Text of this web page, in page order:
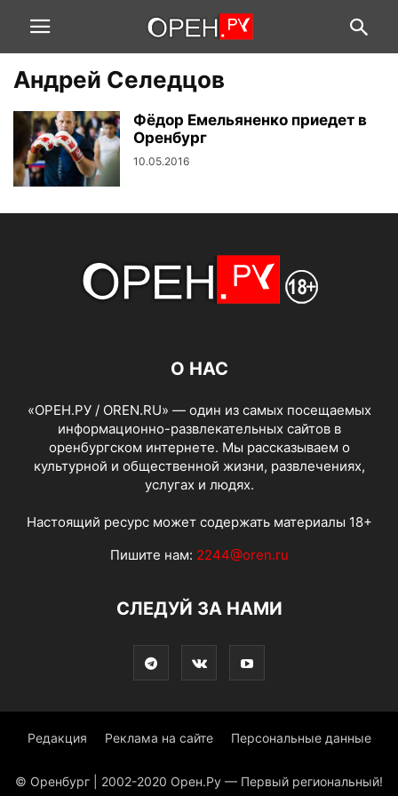
Андрей Селедцов
Фёдор Емельяненко приедет в
Оренбург
10.05.2016
О НАС
«ОРЕН.РУ / OREN.RU» — один из самых посещаемых
информационно-развлекательных сайтов в
оренбургском интернете. Мы рассказываем о
культурной и общественной жизни, развлечениях,
услугах и людях.
Настоящий ресурс может содержать материалы 18+
Пишите нам: 2244@oren.ru
СЛЕДУЙ ЗА НАМИ
Редакция Реклама на сайте Персональные данные
© Оренбург | 2002-2020 Орен.Ру — Первый региональный!